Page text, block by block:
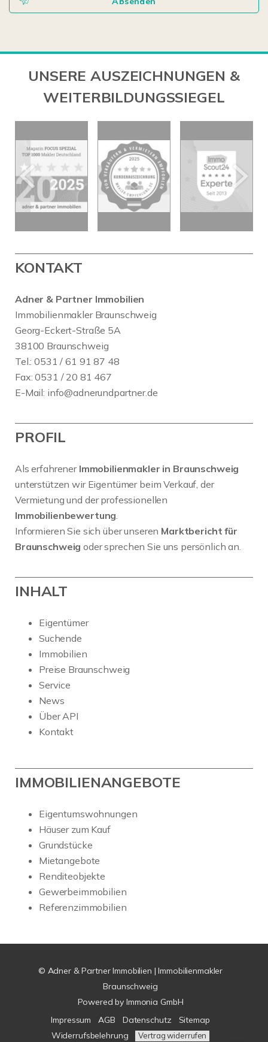
UNSERE AUSZEICHNUNGEN &
WEITERBILDUNGSSIEGEL
KONTAKT
Adner & Partner Immobilien
Immobilienmakler Braunschweig
Georg-Eckert-Straße 5A
38100 Braunschweig
Tel.: 0531 / 61 91 87 48
Fax: 0531 / 20 81 467
E-Mail: info@adnerundpartner.de
PROFIL
Als erfahrener Immobilienmakler in Braunschweig
unterstützen wir Eigentümer beim Verkauf, der
Vermietung und der professionellen
Immobilienbewertung.
Informieren Sie sich über unseren Marktbericht für
Braunschweig oder sprechen Sie uns persönlich an.
INHALT
Eigentümer
Suchende
Immobilien
Preise Braunschweig
Service
News
Über API
Kontakt
IMMOBILIENANGEBOTE
Eigentumswohnungen
Häuser zum Kauf
Grundstücke
Mietangebote
Renditeobjekte
Gewerbeimmobilien
Referenzimmobilien
© Adner & Partner Immobilien | Immobilienmakler
Braunschweig
Powered by Immonia GmbH
Impressum
AGB Datenschutz
Sitemap
Widerrufsbelehrung
Vertrag widerrufen